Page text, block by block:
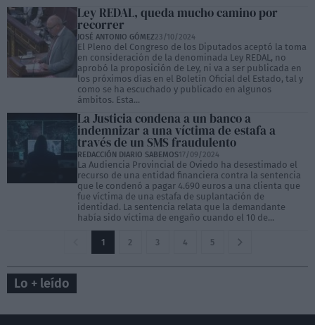
Ley REDAL, queda mucho camino por
recorrer
JOSÉ ANTONIO GÓMEZ23/10/2024
El Pleno del Congreso de los Diputados aceptó la toma
en consideración de la denominada Ley REDAL, no
aprobó la proposición de Ley, ni va a ser publicada en
los próximos días en el Boletín Oficial del Estado, tal y
como se ha escuchado y publicado en algunos
ámbitos. Esta...
La Justicia condena a un banco a
indemnizar a una víctima de estafa a
través de un SMS fraudulento
REDACCIÓN DIARIO SABEMOS17/09/2024
La Audiencia Provincial de Oviedo ha desestimado el
recurso de una entidad financiera contra la sentencia
que le condenó a pagar 4.690 euros a una clienta que
fue víctima de una estafa de suplantación de
identidad. La sentencia relata que la demandante
había sido víctima de engaño cuando el 10 de...
1 2 3 4 5
Lo + leído